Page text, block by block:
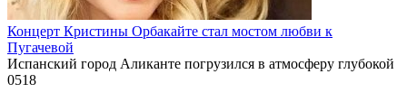
Концерт Кристины Орбакайте стал мостом любви к
Пугачевой
Испанский город Аликанте погрузился в атмосферу глубокой
0518